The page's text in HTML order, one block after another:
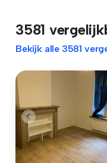
3581
Bekijk alle 3581